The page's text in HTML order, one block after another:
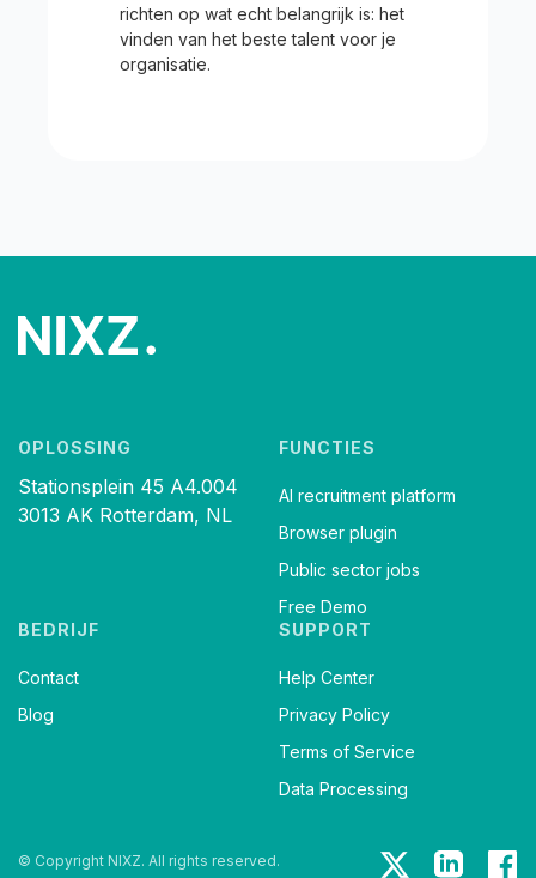
richten op wat echt belangrijk is: het
vinden van het beste talent voor je
organisatie.
OPLOSSING
Stationsplein 45 A4.004
3013 AK Rotterdam, NL
FUNCTIES
AI recruitment platform
Browser plugin
Public sector jobs
Free Demo
BEDRIJF
Contact
Blog
SUPPORT
Help Center
Privacy Policy
Terms of Service
Data Processing
© Copyright NIXZ. All rights reserved.